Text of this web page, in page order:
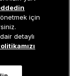
Holding
için
detaylı